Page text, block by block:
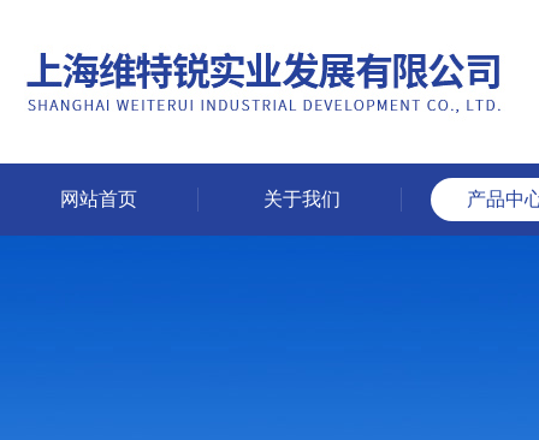
网站首页 关于我们 产品中